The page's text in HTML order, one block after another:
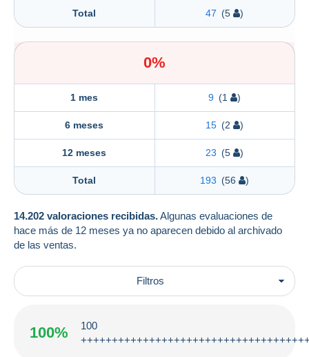
Total 47 (5 )
0%
1 mes 9 (1 )
6 meses 15 (2 )
12 meses 23 (5 )
Total 193 (56 )
14.202 valoraciones recibidas.Algunas evaluaciones de
hace más de 12 meses ya no aparecen debido al archivado
de las ventas.
Filtros
100%
100